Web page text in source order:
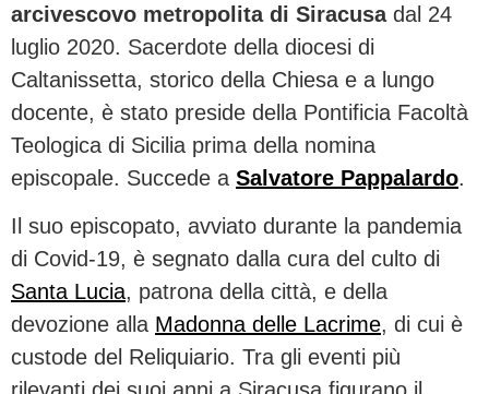
arcivescovo metropolita di Siracusadal 24
luglio 2020. Sacerdote della diocesi di
Caltanissetta, storico della Chiesa e a lungo
docente, è stato preside della Pontificia Facoltà
Teologica di Sicilia prima della nomina
episcopale. Succede a Salvatore Pappalardo.
Il suo episcopato, avviato durante la pandemia
di Covid-19, è segnato dalla cura del culto di
Santa Lucia, patrona della città, e della
devozione alla Madonna delle Lacrime, di cui è
custode del Reliquiario. Tra gli eventi più